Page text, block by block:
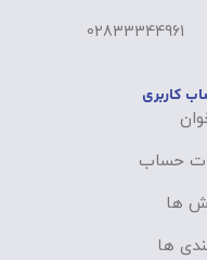
02833344961
کاربری
حساب
ها
ها